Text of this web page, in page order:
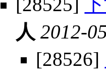
[28525]
人 2012-
[28526]